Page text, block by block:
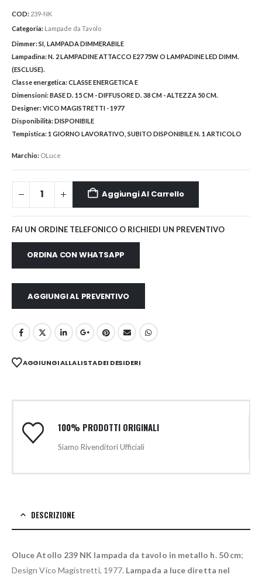
COD: 239-NK
Categoria: Lampade da Tavolo
Dimmer:SI, LAMPADA DIMMERABILE
Lampadina:N. 2 LAMPADINE ATTACCO E27 75W O LAMPADINE LED DIMM.
(ESCLUSE).
Classe energetica:CLASSE ENERGETICA E
Dimensioni:BASE D. 15 CM - DIFFUSORE D. 38 CM - ALTEZZA 50 CM.
Designer:VICO MAGISTRETTI - 1977
Disponibilità:DISPONIBILE
Tempistica:1 GIORNO LAVORATIVO, SUBITO DISPONIBILE N. 1 ARTICOLO
Marchio: OLuce
Aggiungi Al Carrello
FAI UN ORDINE TELEFONICO O RICHIEDI UN PREVENTIVO
ORDINA CON WHATSAPP
AGGIUNGI AL PREVENTIVO
AGGIUNGI ALLA LISTA DEI DESIDERI
100% PRODOTTI ORIGINALI
Siamo Rivenditori Ufficiali
DESCRIZIONE
Oluce Atollo 239 NK lampada da tavolo in metallo h. 50 cm;
Design Vico Magistretti, 1977. Lampada a luce diretta nel